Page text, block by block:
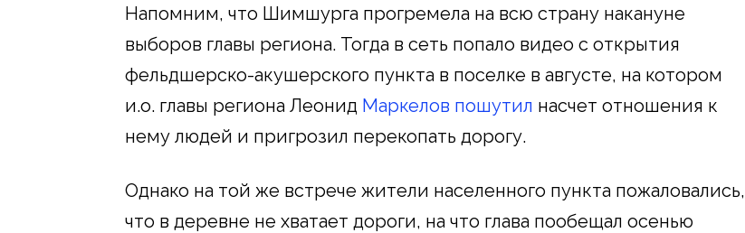
Напомним, что Шимшурга прогремела на всю страну накануне
выборов главы региона. Тогда в сеть попало видео с открытия
фельдшерско-акушерского пункта в поселке в августе, на котором
и.о. главы региона Леонид Маркелов пошутил насчет отношения к
нему людей и пригрозил перекопать дорогу.
Однако на той же встрече жители населенного пункта пожаловались,
что в деревне не хватает дороги, на что глава пообещал осенью